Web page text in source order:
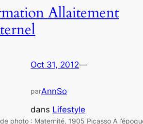
Allaitement
Oct 31, 2012—
parAnnSo
dans Lifestyle
photo : Maternité, 1905 Picasso A